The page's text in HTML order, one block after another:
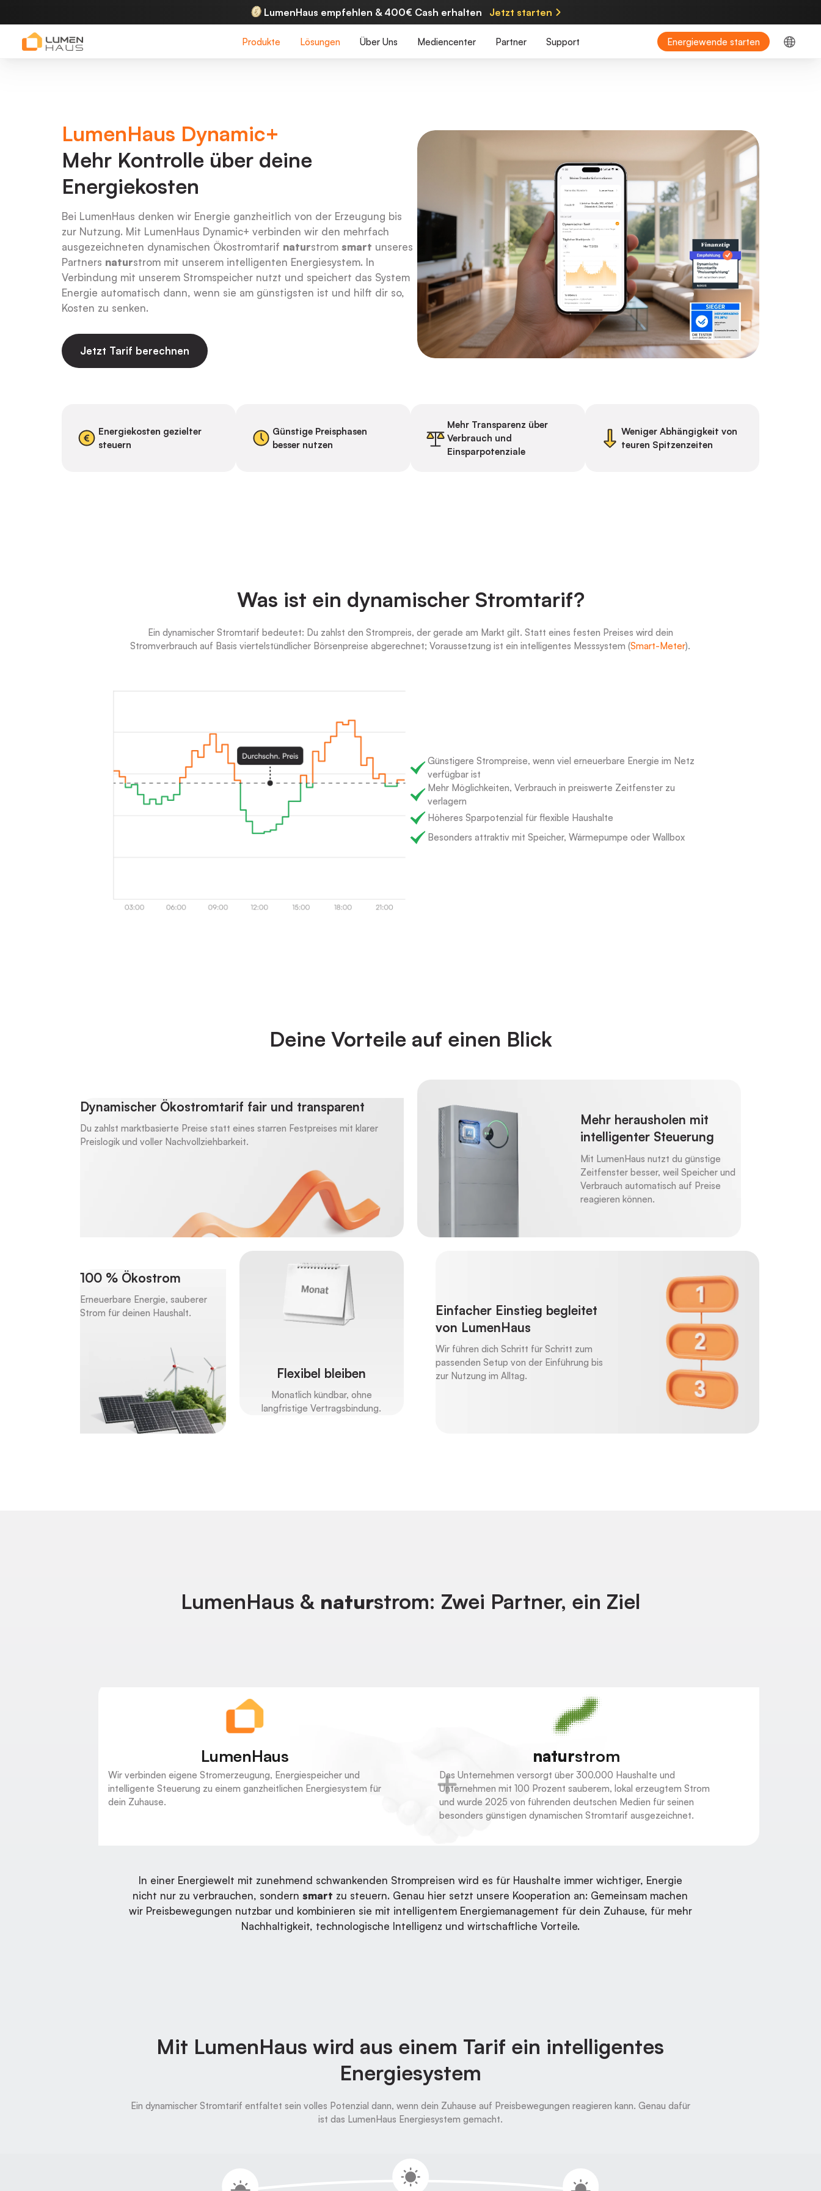
LumenHaus empfehlen & 400€ Cash erhalten Jetzt starten
Produkte Lösungen Über Uns Mediencenter Partner Support Energiewende starten
LumenHaus Dynamic+
Mehr Kontrolle über deine
Energiekosten
Bei LumenHaus denken wir Energie ganzheitlich von der Erzeugung bis
zur Nutzung. Mit LumenHaus Dynamic+ verbinden wir den mehrfach
ausgezeichneten dynamischen Ökostromtarif naturstrom smart unseres
Partners naturstrom mit unserem intelligenten Energiesystem. In
Verbindung mit unserem Stromspeicher nutzt und speichert das System
Energie automatisch dann, wenn sie am günstigsten ist und hilft dir so,
Kosten zu senken.
Jetzt Tarif berechnen
Energiekosten gezielter
steuern
Günstige Preisphasen
besser nutzen
Mehr Transparenz über
Verbrauch und
Einsparpotenziale
Weniger Abhängigkeit von
teuren Spitzenzeiten
Was ist ein dynamischer Stromtarif?
Ein dynamischer Stromtarif bedeutet: Du zahlst den Strompreis, der gerade am Markt gilt. Statt eines festen Preises wird dein
Stromverbrauch auf Basis viertelstündlicher Börsenpreise abgerechnet; Voraussetzung ist ein intelligentes Messsystem (Smart-Meter).
Günstigere Strompreise, wenn viel erneuerbare Energie im Netz
verfügbar ist
Mehr Möglichkeiten, Verbrauch in preiswerte Zeitfenster zu
verlagern
Höheres Sparpotenzial für flexible Haushalte
Besonders attraktiv mit Speicher, Wärmepumpe oder Wallbox
Deine Vorteile auf einen Blick
Dynamischer Ökostromtarif fair und transparent
Du zahlst marktbasierte Preise statt eines starren Festpreises mit klarer
Preislogik und voller Nachvollziehbarkeit.
Mehr herausholen mit
intelligenter Steuerung
Mit LumenHaus nutzt du günstige
Zeitfenster besser, weil Speicher und
Verbrauch automatisch auf Preise
reagieren können.
100 % Ökostrom
Erneuerbare Energie, sauberer
Strom für deinen Haushalt.
Flexibel bleiben
Monatlich kündbar, ohne
langfristige Vertragsbindung.
Einfacher Einstieg begleitet
von LumenHaus
Wir führen dich Schritt für Schritt zum
passenden Setup von der Einführung bis
zur Nutzung im Alltag.
LumenHaus & naturstrom: Zwei Partner, ein Ziel
LumenHaus
Wir verbinden eigene Stromerzeugung, Energiespeicher und
intelligente Steuerung zu einem ganzheitlichen Energiesystem für
dein Zuhause.
naturstrom
Das Unternehmen versorgt über 300.000 Haushalte und
Unternehmen mit 100 Prozent sauberem, lokal erzeugtem Strom
und wurde 2025 von führenden deutschen Medien für seinen
besonders günstigen dynamischen Stromtarif ausgezeichnet.
In einer Energiewelt mit zunehmend schwankenden Strompreisen wird es für Haushalte immer wichtiger, Energie
nicht nur zu verbrauchen, sondernsmart zu steuern. Genau hier setzt unsere Kooperation an: Gemeinsam machen
wir Preisbewegungen nutzbar und kombinieren sie mit intelligentem Energiemanagement für dein Zuhause, für mehr
Nachhaltigkeit, technologische Intelligenz und wirtschaftliche Vorteile.
Mit LumenHaus wird aus einem Tarif ein intelligentes
Energiesystem
Ein dynamischer Stromtarif entfaltet sein volles Potenzial dann, wenn dein Zuhause auf Preisbewegungen reagieren kann. Genau dafür
ist das LumenHaus Energiesystem gemacht.